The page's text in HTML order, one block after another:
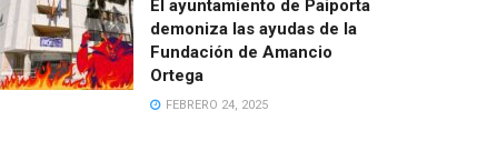
El ayuntamiento de Paiporta
demoniza las ayudas de la
Fundación de Amancio
Ortega
FEBRERO 24, 2025